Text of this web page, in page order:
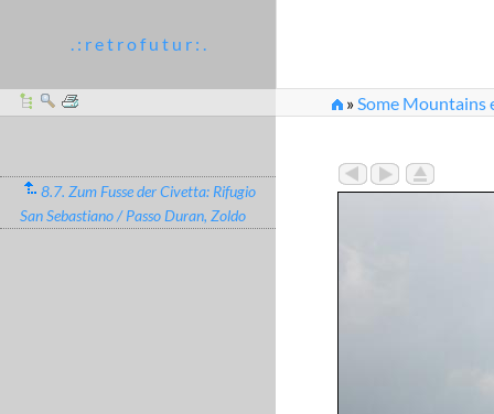
. : r e t r o f u t u r : .
»Some Mountains
8.7. Zum Fusse der Civetta: Rifugio
San Sebastiano / Passo Duran, Zoldo